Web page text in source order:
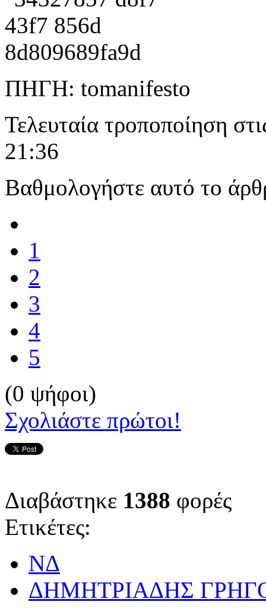
ΠΗΓΗ: tomanifesto
Τελευταία τροποποίηση
21:36
Βαθμολογήστε αυτό το
1
2
3
4
5
(0 ψήφοι)
Σχολιάστε πρώτοι!
Διαβάστηκε 1388 φορές
Ετικέτες:
ΝΔ
ΔΗΜΗΤΡΙΑΔΗΣ